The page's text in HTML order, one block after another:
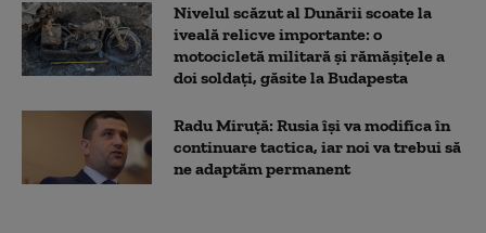
Nivelul scăzut al Dunării scoate la
iveală relicve importante: o
motocicletă militară și rămășițele a
doi soldați, găsite la Budapesta
Radu Miruță: Rusia își va modifica în
continuare tactica, iar noi va trebui să
ne adaptăm permanent